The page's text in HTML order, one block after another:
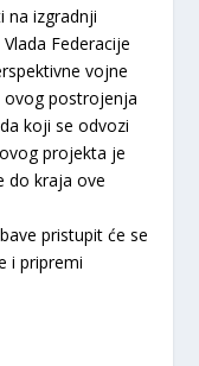
na izgradnji
Federacije
vojne
ovog postrojenja
koji se odvozi
projekta je
do kraja ove
pristupit će se
i pripremi